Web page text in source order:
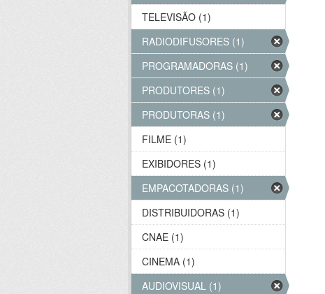
TELEVISÃO (1)
RADIODIFUSORES (1)
PROGRAMADORAS (1)
PRODUTORES (1)
PRODUTORAS (1)
FILME (1)
EXIBIDORES (1)
EMPACOTADORAS (1)
DISTRIBUIDORAS (1)
CNAE (1)
CINEMA (1)
AUDIOVISUAL (1)